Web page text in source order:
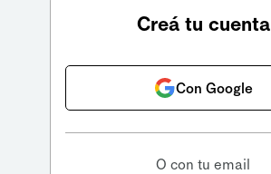
Creá tu cuenta
Con Google
O con tu email